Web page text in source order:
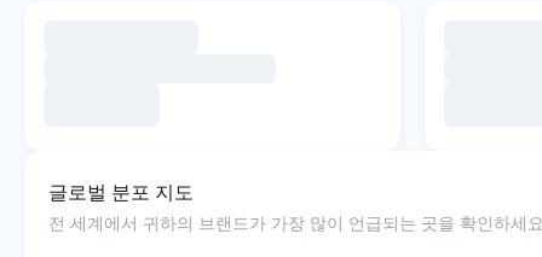
글로벌 분포 지도
전 세계에서 귀하의 브랜드가 가장 많이 언급되는 곳을 확인하세